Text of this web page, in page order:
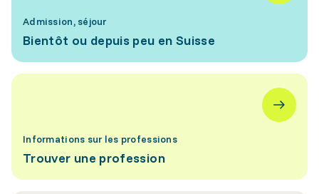
Admission, séjour
Bientôt ou depuis peu en Suisse
Informations sur les professions
Trouver une profession